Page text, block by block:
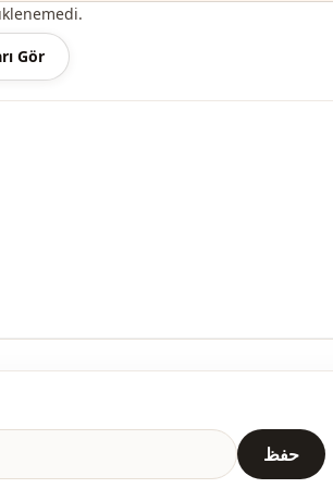
سحَّاب
مكتب
Gör
حفظ